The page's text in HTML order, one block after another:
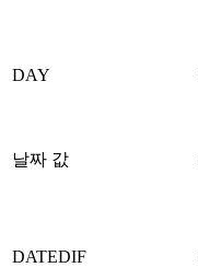
DAY
날짜 값
DATEDIF